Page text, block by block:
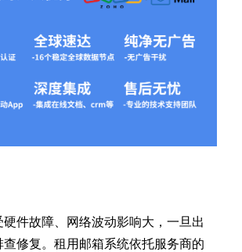
硬件故障、网络波动影响大，一旦出
修复。租用邮箱系统依托服务商的